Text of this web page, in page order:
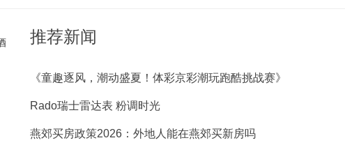
推荐新闻
《童趣逐风，潮动盛夏！体彩京彩潮玩跑酷挑战赛》
Rado瑞士雷达表 粉调时光
燕郊买房政策2026：外地人能在燕郊买新房吗